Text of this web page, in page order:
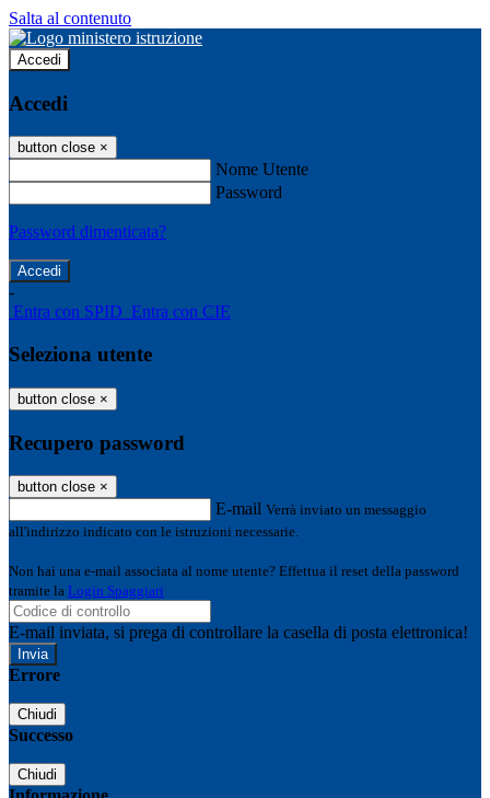
Salta al contenuto
Accedi
Accedi
button close ×
Nome Utente
Password
Password dimenticata?
-
Entra con SPID Entra con CIE
Seleziona utente
button close ×
Recupero password
button close ×
E-mail Verrà inviato un messaggio
all'indirizzo indicato con le istruzioni necessarie.
Non hai una e-mail associata al nome utente? Effettua il reset della password
tramite la Login Spaggiari
E-mail inviata, si prega di controllare la casella di posta elettronica!
Errore
Chiudi
Successo
Chiudi